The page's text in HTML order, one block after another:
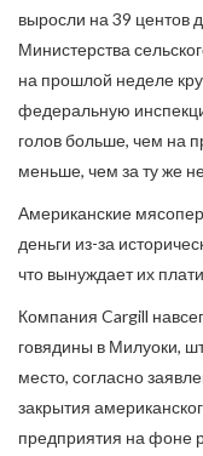
выросли на 39 центов
Министерства
на прошлой неделе
федеральную
голов больше, чем на
меньше, чем за ту же
Американские
деньги из-за
что вынуждает их
Компания Cargill
говядины в Милуоки,
место, согласно
закрытия
предприятия на фоне